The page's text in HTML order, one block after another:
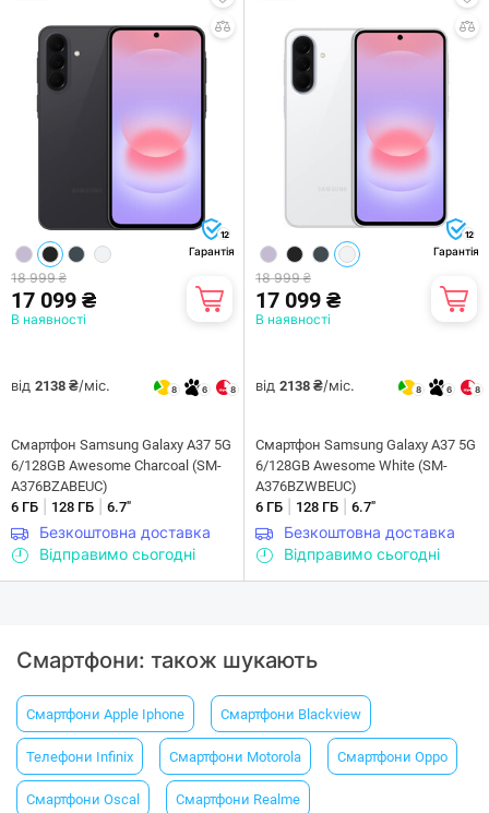
12
Гарантія
18 999 ₴
17 099 ₴
В наявності
від 2138 ₴/міс. 8 6 8
Смартфон Samsung Galaxy A37 5G
6/128GB Awesome Charcoal (SM-
A376BZABEUC)
6 ГБ
128 ГБ 6.7"
Безкоштовна доставка
Відправимо сьогодні
12
Гарантія
18 999 ₴
17 099 ₴
В наявності
від 2138 ₴/міс. 8 6 8
Смартфон Samsung Galaxy A37 5G
6/128GB Awesome White (SM-
A376BZWBEUC)
6 ГБ
128 ГБ 6.7"
Безкоштовна доставка
Відправимо сьогодні
Смартфони: також шукають
Смартфони Apple Iphone Смартфони Blackview
Телефони Infinix Смартфони Motorola Смартфони Oppo
Смартфони Oscal Смартфони Realme